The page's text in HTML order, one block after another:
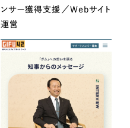
ンサー獲得支援／Webサイト
運営